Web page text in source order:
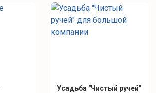
Усадьба "Чистый ручей"